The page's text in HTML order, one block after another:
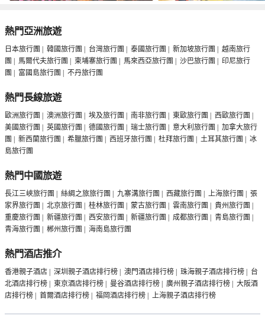
熱門亞洲旅遊
日本旅行團 | 韓國旅行團 | 台灣旅行團 | 泰國旅行團 | 新加坡旅行團 | 越南旅行
團 | 馬爾代夫旅行團 | 柬埔寨旅行團 | 馬來西亞旅行團 | 沙巴旅行團 | 印尼旅行
團 | 富國島旅行團 | 不丹旅行團
熱門長線旅遊
歐洲旅行團 | 澳洲旅行團 | 埃及旅行團 | 南非旅行團 | 東歐旅行團 | 西歐旅行團 |
美國旅行團 | 英國旅行團 | 德國旅行團 | 瑞士旅行團 | 意大利旅行團 | 加拿大旅行
團 | 新西蘭旅行團 | 希臘旅行團 | 西班牙旅行團 | 杜拜旅行團 | 土耳其旅行團 | 冰
島旅行團
熱門中國旅遊
長江三峽旅行團 | 絲綢之旅旅行團 | 九寨溝旅行團 | 西藏旅行團 | 上海旅行團 | 張
家界旅行團 | 北京旅行團 | 桂林旅行團 | 蒙古旅行團 | 雲南旅行團 | 貴州旅行團 |
重慶旅行團 | 新疆旅行團 | 西安旅行團 | 新疆旅行團 | 成都旅行團 | 青島旅行團 |
青海旅行團 | 郴州旅行團 | 海南島旅行團
熱門酒店推介
香港親子酒店 | 深圳親子酒店排行榜 | 澳門酒店排行榜 | 珠海親子酒店排行榜 | 台
北酒店排行榜 | 東京酒店排行榜 | 曼谷酒店排行榜 | 廣州親子酒店排行榜 | 大阪酒
店排行榜 | 首爾酒店排行榜 | 福岡酒店排行榜 | 上海親子酒店排行榜